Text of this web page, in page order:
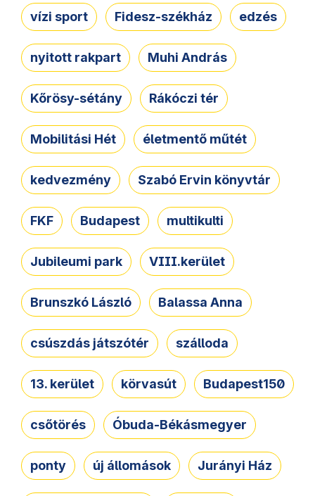
vízi sport Fidesz-székház edzés
nyitott rakpart Muhi András
Kőrösy-sétány Rákóczi tér
Mobilitási Hét életmentő műtét
kedvezmény Szabó Ervin könyvtár
FKF Budapest multikulti
Jubileumi park VIII.kerület
Brunszkó László Balassa Anna
csúszdás játszótér szálloda
13. kerület körvasút Budapest150
csőtörés Óbuda-Békásmegyer
ponty új állomások Jurányi Ház